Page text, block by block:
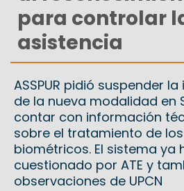
para controlar
asistencia
ASSPUR pidió suspender
de la nueva modalidad en
contar con información
sobre el tratamiento de
biométricos. El sistema ya
cuestionado por ATE y
observaciones de UPCN